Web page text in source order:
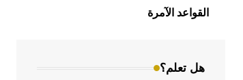
القواعد الآمرة
هل تعلم؟
الهندسية التي ارتبطت بالعمارة الإسلامية
في بلاد الشام ومصر خاصة، حيث يحرص